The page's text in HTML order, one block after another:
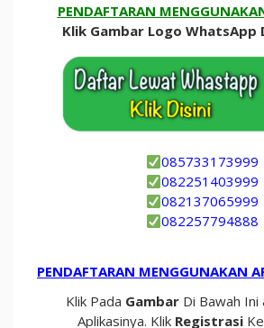
PENDAFTARAN
Klik Gambar Logo WhatsApp
085733173999
082251403999
082137065999
082257794888
PENDAFTARAN MENGGUNAKAN
Klik Pada Gambar Di Bawah
Aplikasinya. Klik Registrasi